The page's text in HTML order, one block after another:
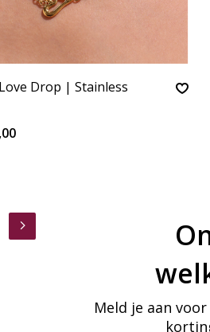
Drop | Stainless
Meld je aan